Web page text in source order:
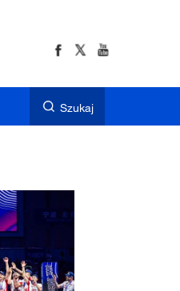
Szukaj